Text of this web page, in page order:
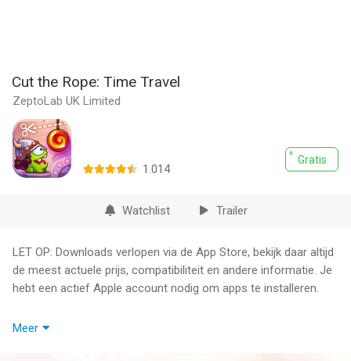
Cut the Rope: Time Travel
ZeptoLab UK Limited
Gratis
1.014
Watchlist Trailer
LET OP: Downloads verlopen via de App Store, bekijk daar altijd
de meest actuele prijs, compatibiliteit en andere informatie. Je
hebt een actief Apple account nodig om apps te installeren.
TIJDREIZEN WAS NOG NOOIT ZO LEKKER
Meer